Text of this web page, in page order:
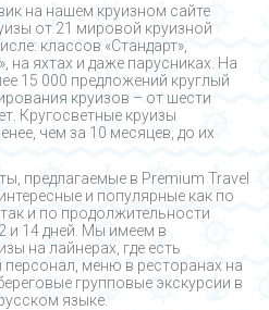
на нашем круизном сайте
от 21 мировой круизной
классов «Стандарт»,
на яхтах и даже парусниках. На
15 000 предложений круглый
круизов – от шести
Кругосветные круизы
чем за 10 месяцев, до их
предлагаемые в Premium Travel
и популярные как по
и по продолжительности
и 14 дней. Мы имеем в
на лайнерах, где есть
меню в ресторанах на
групповые экскурсии в
языке.